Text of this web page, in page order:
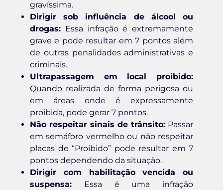
gravíssima.
Dirigir sob influência de álcool ou
drogas: Essa infração é extremamente
grave e pode resultar em 7 pontos além
de outras penalidades administrativas e
criminais.
Ultrapassagem em local proibido:
Quando realizada de forma perigosa ou
em áreas onde é expressamente
proibida, pode gerar 7 pontos.
Não respeitar sinais de trânsito: Passar
em semáforo vermelho ou não respeitar
placas de “Proibido” pode resultar em 7
pontos dependendo da situação.
Dirigir com habilitação vencida ou
suspensa: Essa é uma infração